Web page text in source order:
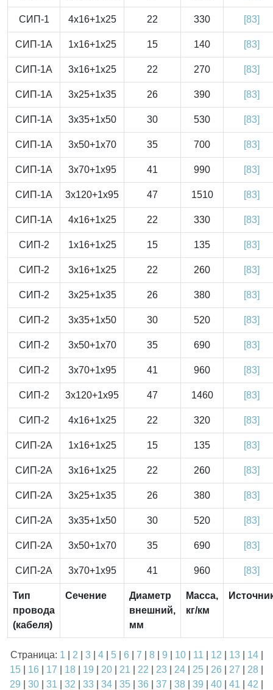
СИП-1 4x16+1x25 22 330 [83]
СИП-1А 1x16+1x25 15 140 [83]
СИП-1А 3x16+1x25 22 270 [83]
СИП-1А 3x25+1x35 26 390 [83]
СИП-1А 3x35+1x50 30 530 [83]
СИП-1А 3x50+1x70 35 700 [83]
СИП-1А 3x70+1x95 41 990 [83]
СИП-1А 3x120+1x95 47 1510 [83]
СИП-1А 4x16+1x25 22 330 [83]
СИП-2 1x16+1x25 15 135 [83]
СИП-2 3x16+1x25 22 260 [83]
СИП-2 3x25+1x35 26 380 [83]
СИП-2 3x35+1x50 30 520 [83]
СИП-2 3x50+1x70 35 690 [83]
СИП-2 3x70+1x95 41 960 [83]
СИП-2 3x120+1x95 47 1460 [83]
СИП-2 4x16+1x25 22 320 [83]
СИП-2А 1x16+1x25 15 135 [83]
СИП-2А 3x16+1x25 22 260 [83]
СИП-2А 3x25+1x35 26 380 [83]
СИП-2А 3x35+1x50 30 520 [83]
СИП-2А 3x50+1x70 35 690 [83]
СИП-2А 3x70+1x95 41 960 [83]
Тип
провода
(кабеля)
Сечение
Диаметр
внешний,
мм
Масса,
кг/км
Страница: 1 2 3| 4| 5| 6 7 8| 9 10| 11 12 13| 14|
15
16 17 18 19 20 21 22 23 24 25 26 27 28
29
30 31 32 33 34 35 36 37 38 39 40 41 42